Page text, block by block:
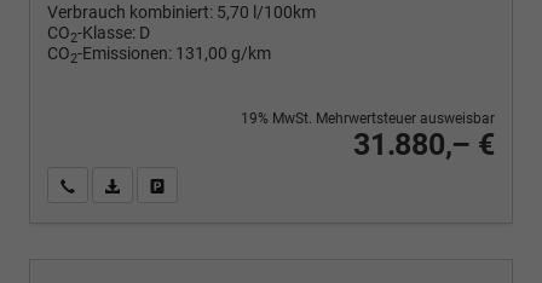
Verbrauch kombiniert: 5,70 l/100km
CO2-Klasse: D
CO2-Emissionen: 131,00 g/km
31.880,– €
19% MwSt. Mehrwertsteuer ausweisbar
Wir rufen Sie anPDF-Fahrzeugexposé drucken